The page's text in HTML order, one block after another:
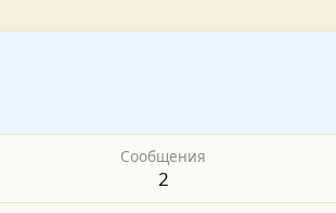
Сообщения
2